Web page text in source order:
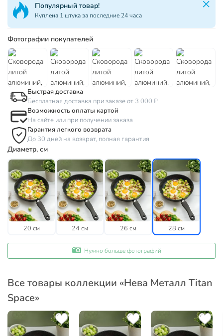
Популярный товар!
Куплена 1 штука за последние 24 часа
Фотографии покупателей
Быстрая доставка
Бесплатная доставка при заказе от 3 000 ₽
Возможность оплаты картой
На сайте или при получении заказа
Гарантия легкого возврата
До 30 дней на возврат, полная гарантия
Диаметр, см
20 см 24 см 26 см 28 см
Нужно больше фотографий
Все товары коллекции «Нева Металл Titan
Space»